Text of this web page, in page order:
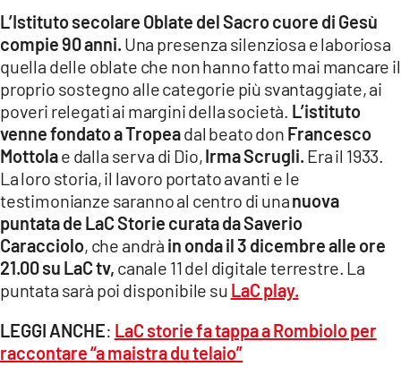
ILVIBONESE.IT
CATANZAROCHANNEL.IT
LACAPITALENEWS.IT
App
ANDROID
APPLE
L’Istituto secolare Oblate del Sacro cuore di Gesù
compie 90 anni. Una presenza silenziosa e laboriosa
quella delle oblate che non hanno fatto mai mancare il
proprio sostegno alle categorie più svantaggiate, ai
poveri relegati ai margini della società. L’istituto
venne fondato a Tropeadal beato don Francesco
Mottolae dalla serva di Dio,Irma Scrugli. Era il 1933.
La loro storia, il lavoro portato avanti e le
testimonianze saranno al centro di unanuova
puntata de LaC Storie curata da Saverio
Caracciolo, che andrà in onda il 3 dicembre alle ore
21.00 su LaC tv, canale 11 del digitale terrestre. La
puntata sarà poi disponibile su LaC play.
LEGGI ANCHE: LaC storie fa tappa a Rombiolo per
raccontare “a maistra du telaio”